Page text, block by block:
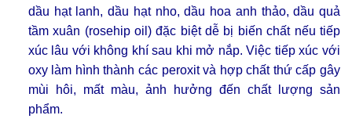
dầu hạt lanh, dầu hạt nho, dầu hoa anh thảo, dầu quả
tầm xuân (rosehip oil) đặc biệt dễ bị biến chất nếu tiếp
xúc lâu với không khí sau khi mở nắp. Việc tiếp xúc với
oxy làm hình thành các peroxit và hợp chất thứ cấp gây
mùi hôi, mất màu, ảnh hưởng đến chất lượng sản
phẩm.